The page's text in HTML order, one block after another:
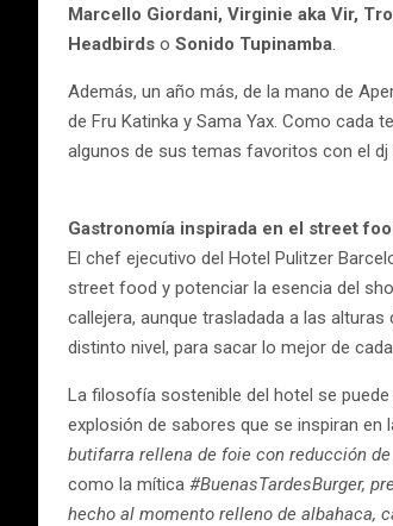
Marcello Giordani, Virginie aka Vir,
Headbirds o Sonido Tupinamba.
Además, un año más, de la mano de
de Fru Katinka y Sama Yax. Como cada
algunos de sus temas favoritos con el
Gastronomía inspirada en el street
El chef ejecutivo del Hotel Pulitzer
street food y potenciar la esencia del
callejera, aunque trasladada a las
distinto nivel, para sacar lo mejor de
La filosofía sostenible del hotel se
explosión de sabores que se inspiran en
butifarra rellena de foie con reducción
como la mítica #BuenasTardesBurger,
hecho al momento relleno de albahaca,